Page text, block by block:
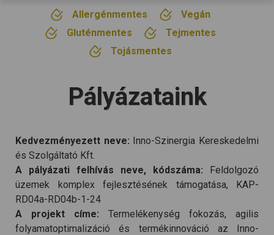
Allergénmentes
Vegán
Gluténmentes
Tejmentes
Tojásmentes
Pályázataink
Kedvezményezett neve: Inno-Szinergia Kereskedelmi
és Szolgáltató Kft.
A pályázati felhívás neve, kódszáma: Feldolgozó
üzemek komplex fejlesztésének támogatása, KAP-
RD04a-RD04b-1-24
A projekt címe: Termelékenység fokozás, agilis
folyamatoptimalizáció és termékinnováció az Inno-